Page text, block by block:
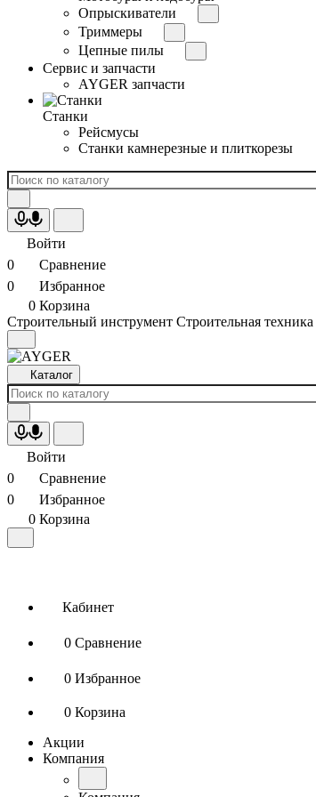
Опрыскиватели
Триммеры
Цепные пилы
Сервис и запчасти
AYGER запчасти
Станки
Рейсмусы
Станки камнерезные и плиткорезы
Войти
0
Сравнение
0
Избранное
0 Корзина
Строительный инструмент Строительная техника
Каталог
Войти
0
Сравнение
0
Избранное
0 Корзина
Кабинет
0 Сравнение
0 Избранное
0 Корзина
Акции
Компания